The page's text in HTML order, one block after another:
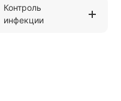
Контроль
инфекции